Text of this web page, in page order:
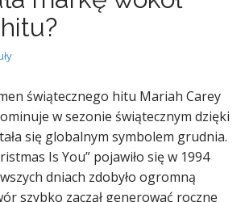
świątecznego hitu Mariah Carey
w sezonie świątecznym dzięki
się globalnym symbolem grudnia.
Is You” pojawiło się w 1994
dniach zdobyło ogromną
szybko zaczął generować roczne